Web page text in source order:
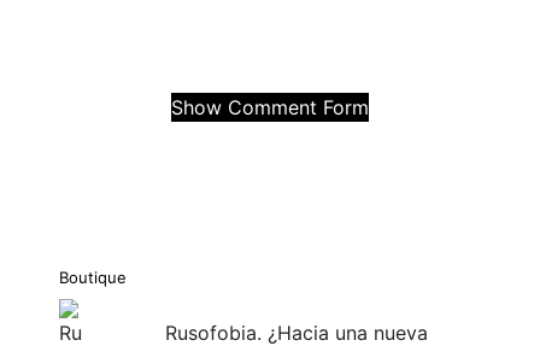
Show Comment Form
Boutique
Rusofobia. ¿Hacia una nueva